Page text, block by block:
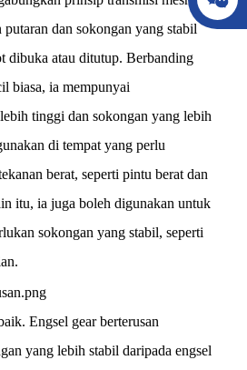
dan sokongan yang stabil
dibuka atau ditutup. Berbanding
biasa, ia mempunyai
tinggi dan sokongan yang lebih
di tempat yang perlu
berat, seperti pintu berat dan
itu, ia juga boleh digunakan untuk
sokongan yang stabil, seperti
Engsel gear berterusan
yang lebih stabil daripada engsel